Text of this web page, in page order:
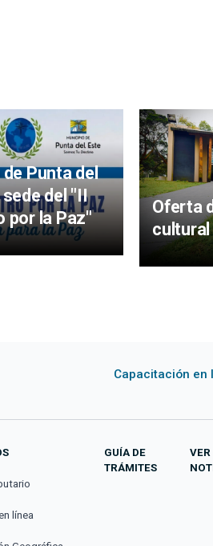
Punta del
del "II
por la Paz"
Oferta
cultural
Capacitación en
línea
GUÍA DE
TRÁMITES
VER